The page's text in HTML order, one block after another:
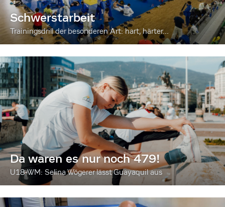
Schwerstarbeit
Trainingsdrill der besonderen Art: hart, härter...
Da waren es nur noch 479!
U18-WM: Selina Wögerer lässt Guayaquil aus